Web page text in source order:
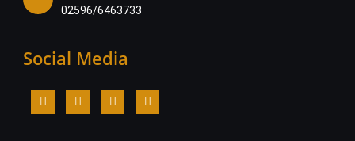
02596/6463733
Social Media